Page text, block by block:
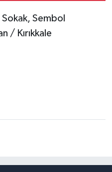
Sembol
/ Kırıkkale